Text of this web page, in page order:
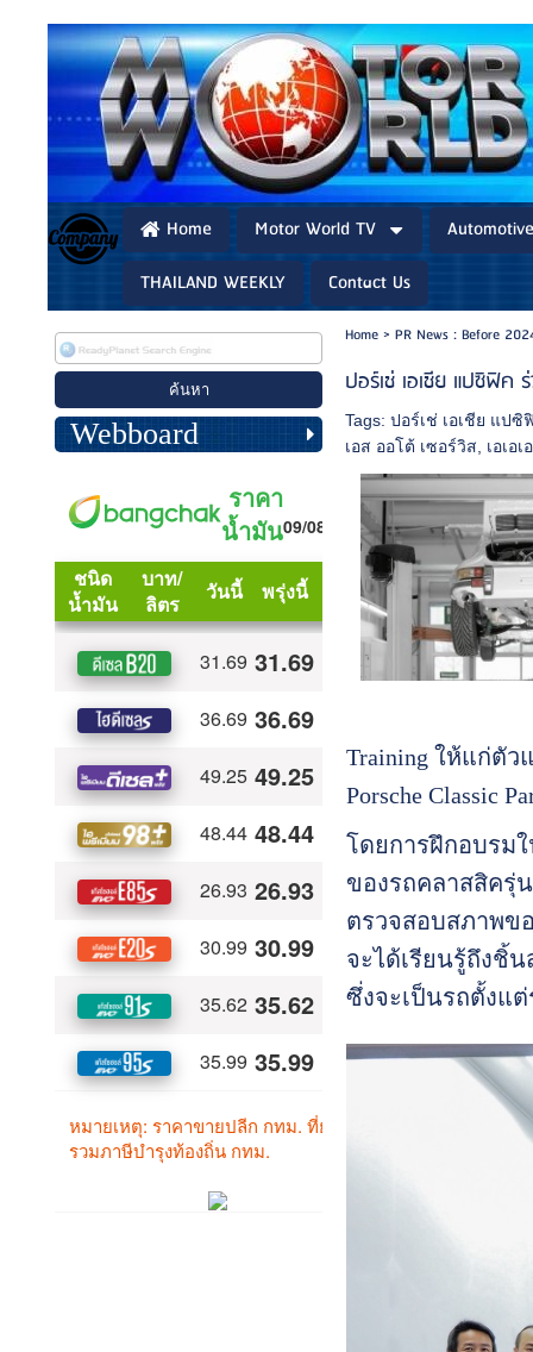
Home Motor World TV
THAILAND WEEKLY
Contact Us
Webboard
Home> PR News : Before
ปอร์เช่ เอเชีย แปซิฟิค
Tags:ปอร์เช่ เอเชีย แปซิ
เอส ออโต้ เซอร์วิส
เอเอเ
Training ให้แก่ตั
Porsche Classic
โดยการฝึกอบรมใ
ของรถคลาสสิครุ่
ตรวจสอบสภาพข
จะได้เรียนรู้ถึงชิ้
ซึ่งจะเป็นรถตั้งแ